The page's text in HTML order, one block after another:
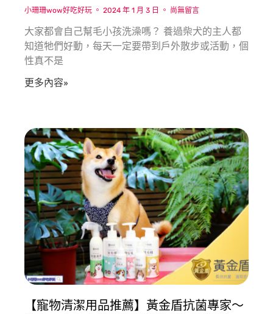
小珊珊wow好吃好玩 2024 年 1 月 3 日 尚無留言
大家都會自己幫毛小孩洗澡嗎？ 養過柴犬的主人都
知道牠們好動，每天一定要帶到戶外散步或活動，個
性真不是
更多內容»
【寵物清潔用品推薦】黃金盾抗菌專家〜